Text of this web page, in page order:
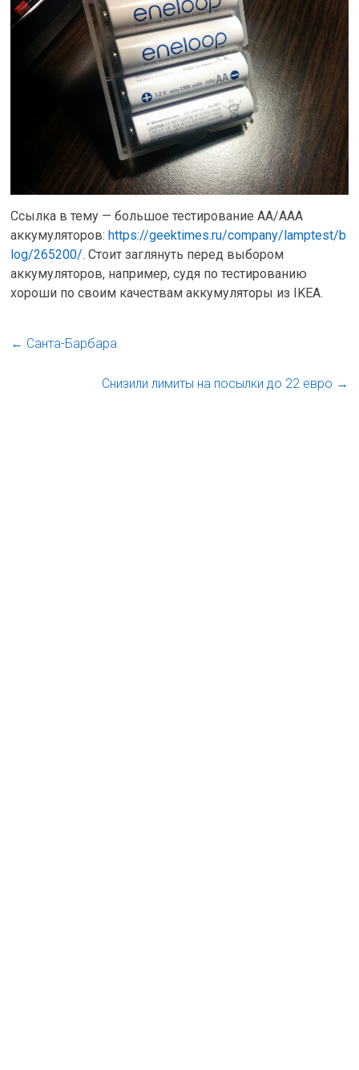
Ссылка в тему — большое тестирование АА/ААА
аккумуляторов:https://geektimes.ru/company/lamptest/b
log/265200/. Стоит заглянуть перед выбором
аккумуляторов, например, судя по тестированию
хороши по своим качествам аккумуляторы из IKEA.
← Санта-Барбара
Снизили лимиты на посылки до 22 евро →